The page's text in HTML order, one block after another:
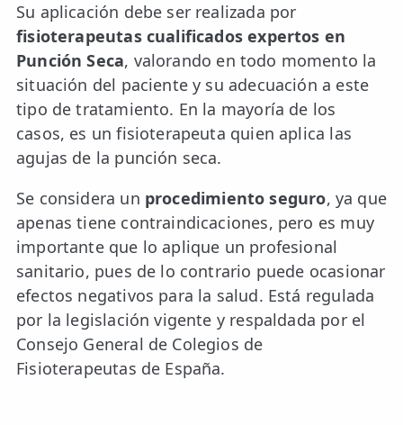
LESIONES
FRECUENTES
Rotura Fibrilar
Dolor de Cabeza
Trocanteritis
Hernia Discal
Fascitis Plantar
Lumbalgia
Ciática
Bursitis de Hombro
Síndrome Piramidal
Su aplicación debe ser realizada por
fisioterapeutas cualificados expertos en
Punción Seca, valorando en todo momento la
situación del paciente y su adecuación a este
tipo de tratamiento. En la mayoría de los
casos, es un fisioterapeuta quien aplica las
agujas de la punción seca.
Se considera un procedimiento seguro, ya que
apenas tiene contraindicaciones, pero es muy
importante que lo aplique un profesional
sanitario, pues de lo contrario puede ocasionar
efectos negativos para la salud. Está regulada
por la legislación vigente y respaldada por el
Consejo General de Colegios de
Fisioterapeutas de España.